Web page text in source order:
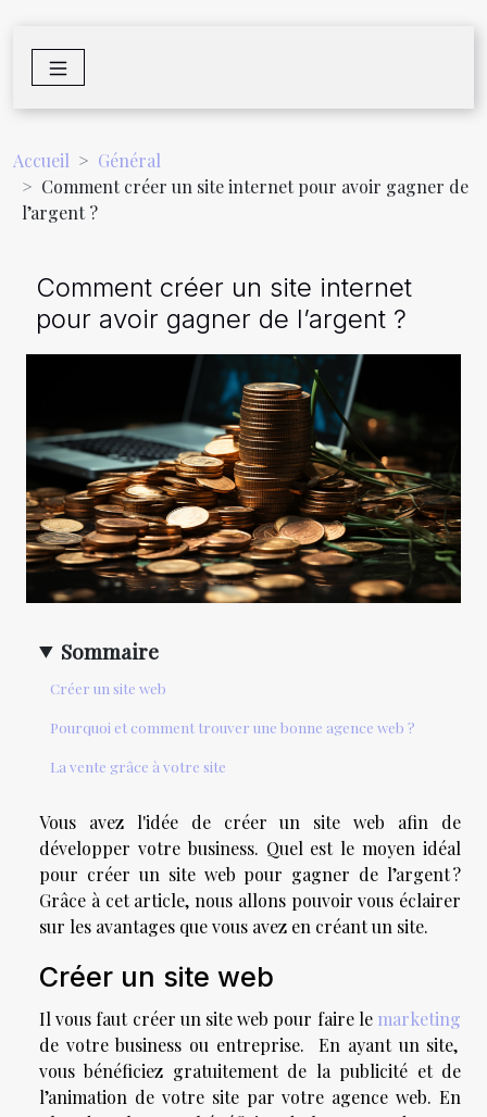
Accueil
Général
Comment créer un site internet pour avoir gagner de
l’argent ?
Comment créer un site internet
pour avoir gagner de l’argent ?
Sommaire
Créer un site web
Pourquoi et comment trouver une bonne agence web ?
La vente grâce à votre site
Vous avez l'idée de créer un site web afin de
développer votre business. Quel est le moyen idéal
pour créer un site web pour gagner de l’argent ?
Grâce à cet article, nous allons pouvoir vous éclairer
sur les avantages que vous avez en créant un site.
Créer un site web
Il vous faut créer un site web pour faire le marketing
de votre business ou entreprise. En ayant un site,
vous bénéficiez gratuitement de la publicité et de
l’animation de votre site par votre agence web. En